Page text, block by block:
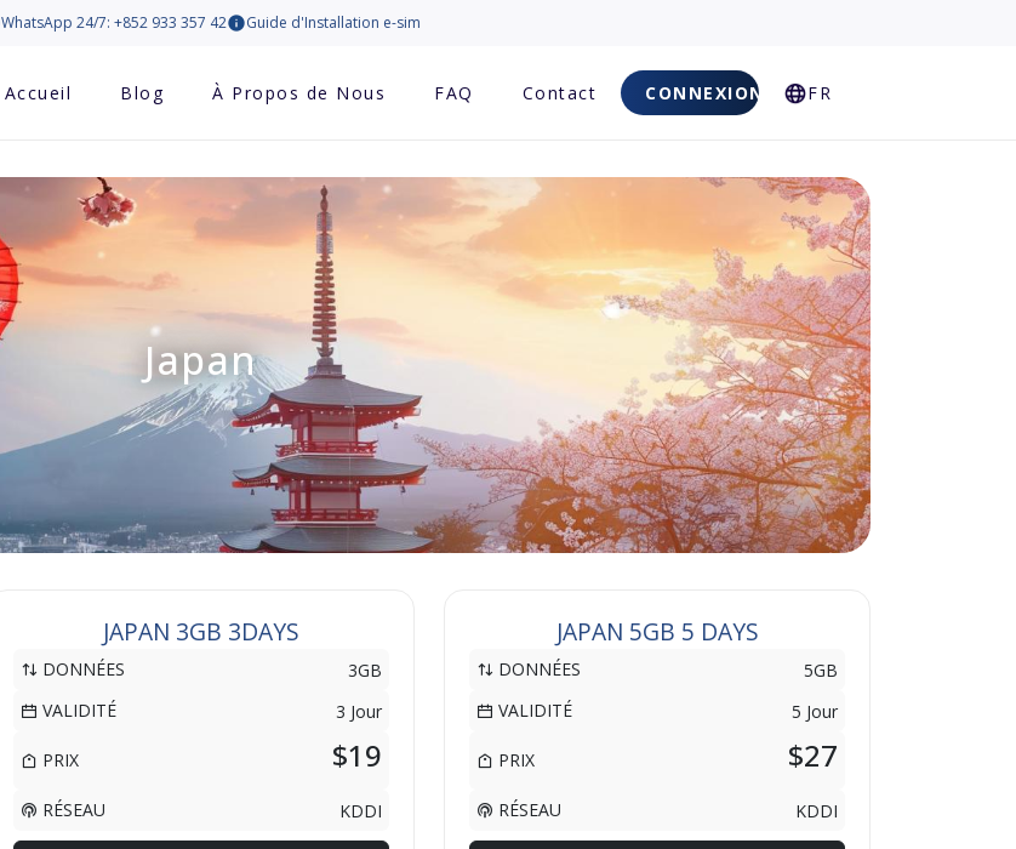
WhatsApp 24/7: +852 933 357 42 Guide d'Installation e-sim
Accueil Blog À Propos de Nous FAQ Contact CONNEXION FR
Japan
JAPAN 3GB 3DAYS
DONNÉES
3GB
VALIDITÉ
3 Jour
PRIX $19
RÉSEAU KDDI
JAPAN 5GB 5 DAYS
DONNÉES
5GB
VALIDITÉ
5 Jour
PRIX $27
RÉSEAU KDDI